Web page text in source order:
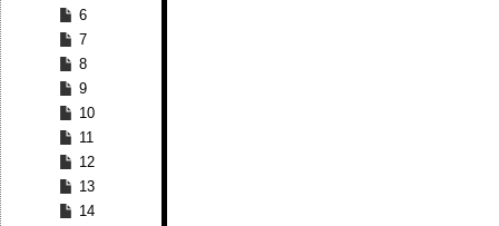
6
7
8
9
10
11
12
13
14